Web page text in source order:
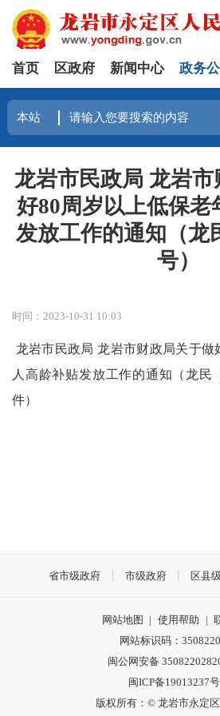
首页 区政府 新闻中心 政务
龙岩市民政局 龙岩
好80周岁以上低保老
发放工作的通知（龙
号）
时间：2023-10-31 10:03
龙岩市民政局 龙岩市财政局关于做
人高龄补贴发放工作的通知（龙民
件）
省市级政府 市级政府 区县
网站地图 | 使用帮助 |
网站标识码：
闽公网安备
闽ICP备19013237号
版权所有：© 龙岩市永定